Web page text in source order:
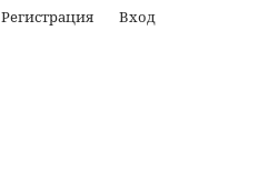
Регистрация Вход